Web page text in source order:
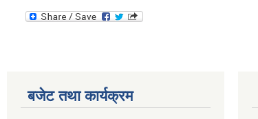
बजेट तथा कार्यक्रम